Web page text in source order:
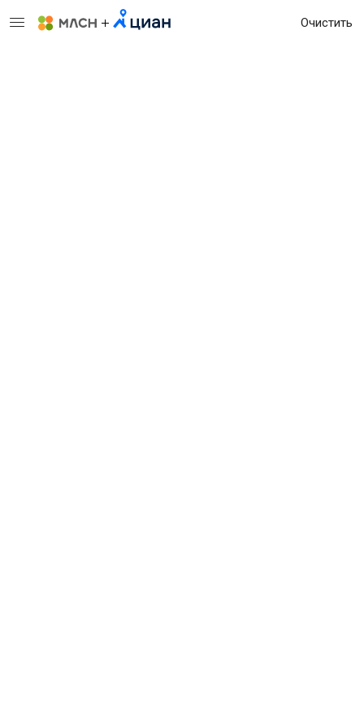
Очистить